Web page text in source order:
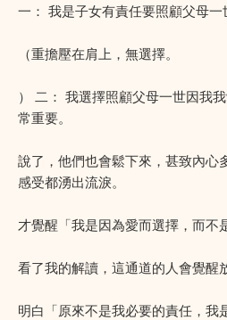
一： 我是子女有責任要照顧父母一
（重擔壓在肩上，無選擇。
） 二： 我選擇照顧父母一世因我
常重要。
說了，他們也會鬆下來，甚致內心
感受都湧出流淚。
才覺醒「我是因為愛而選擇，而不
看了我的解讀，這通道的人會覺醒
明白「原來不是我必要的責任，我